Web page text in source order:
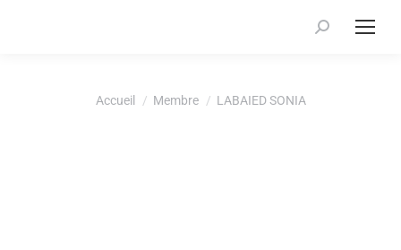
Recherche
Accueil Membre LABAIED SONIA